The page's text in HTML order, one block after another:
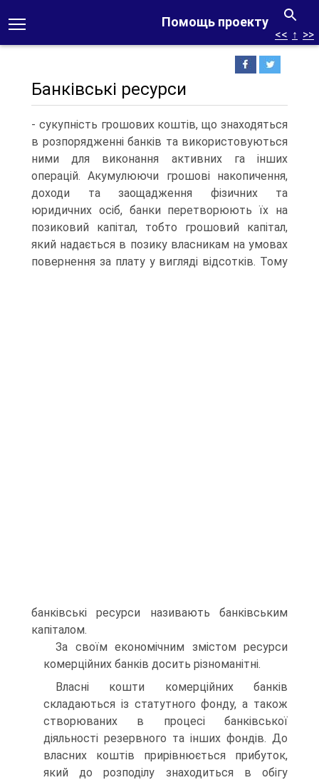
Помощь проекту
<< ↑ >>
Банківські ресурси
- сукупність грошових коштів, що знаходяться
в розпорядженні банків та використовуються
ними для виконання активних га інших
операцій. Акумулюючи грошові накопичення,
доходи та заощадження фізичних та
юридичних осіб, банки перетворюють їх на
позиковий капітал, тобто грошовий капітал,
який надається в позику власникам на умовах
повернення за плату у вигляді відсотків. Тому
банківські ресурси називають банківським
капіталом.
За своїм економічним змістом ресурси
комерційних банків досить різноманітні.
Власні кошти комерційних банків
складаються із статутного фонду, а також
створюваних в процесі банківської
діяльності резервного та інших фондів. До
власних коштів прирівнюється прибуток,
який до розподілу знаходиться в обігу